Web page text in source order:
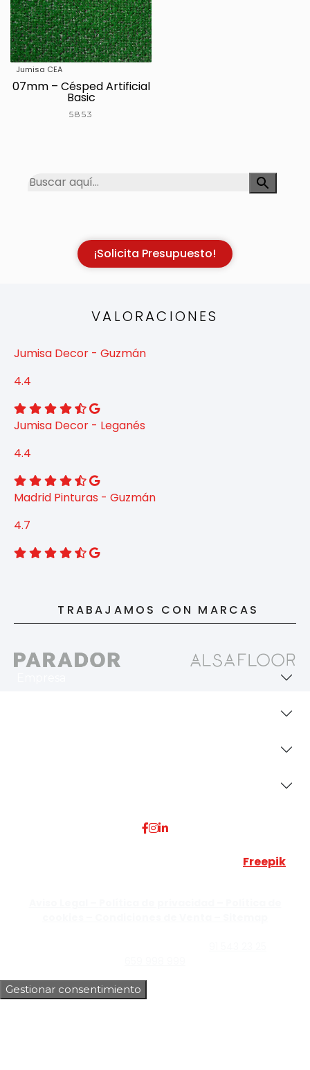
Jumisa CEA
07mm – Césped Artificial
Basic
5853
¡Solicita Presupuesto!
VALORACIONES
Jumisa Decor - Guzmán
4.4
Jumisa Decor - Leganés
4.4
Madrid Pinturas - Guzmán
4.7
TRABAJAMOS CON MARCAS
Freepik
Gestionar consentimiento